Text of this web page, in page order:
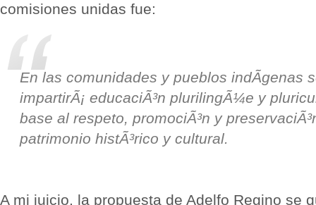
comisiones unidas fue:
En las comunidades y pueblos indÃ­genas
impartirÃ¡ educaciÃ³n plurilingÃ¼e y
base al respeto, promociÃ³n y
patrimonio histÃ³rico y cultural.
A mi juicio, la propuesta de Adelfo Regino se